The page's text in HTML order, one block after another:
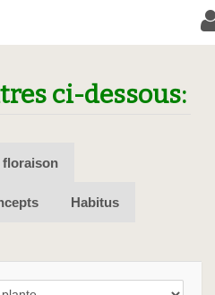
ci-dessous:
floraison
Habitus